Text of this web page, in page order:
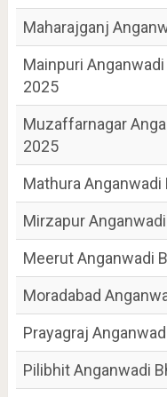
Maharajganj
Mainpuri
2025
Muzaffarnagar
2025
Mathura Anganwadi
Mirzapur
Meerut Anganwadi
Moradabad
Prayagraj
Pilibhit Anganwadi